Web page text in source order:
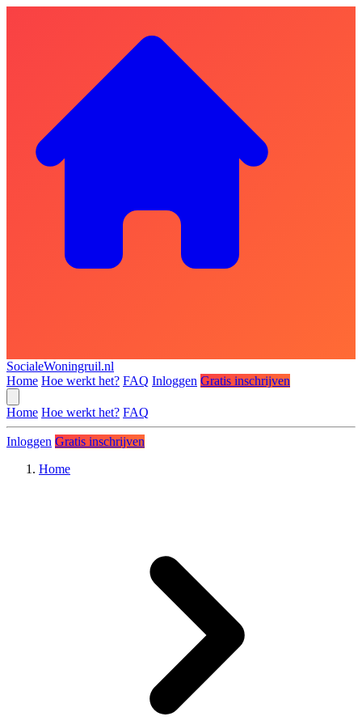
SocialeWoningruil.nl
Home Hoe werkt het? FAQ Inloggen Gratis inschrijven
Home Hoe werkt het? FAQ
Inloggen Gratis inschrijven
Home